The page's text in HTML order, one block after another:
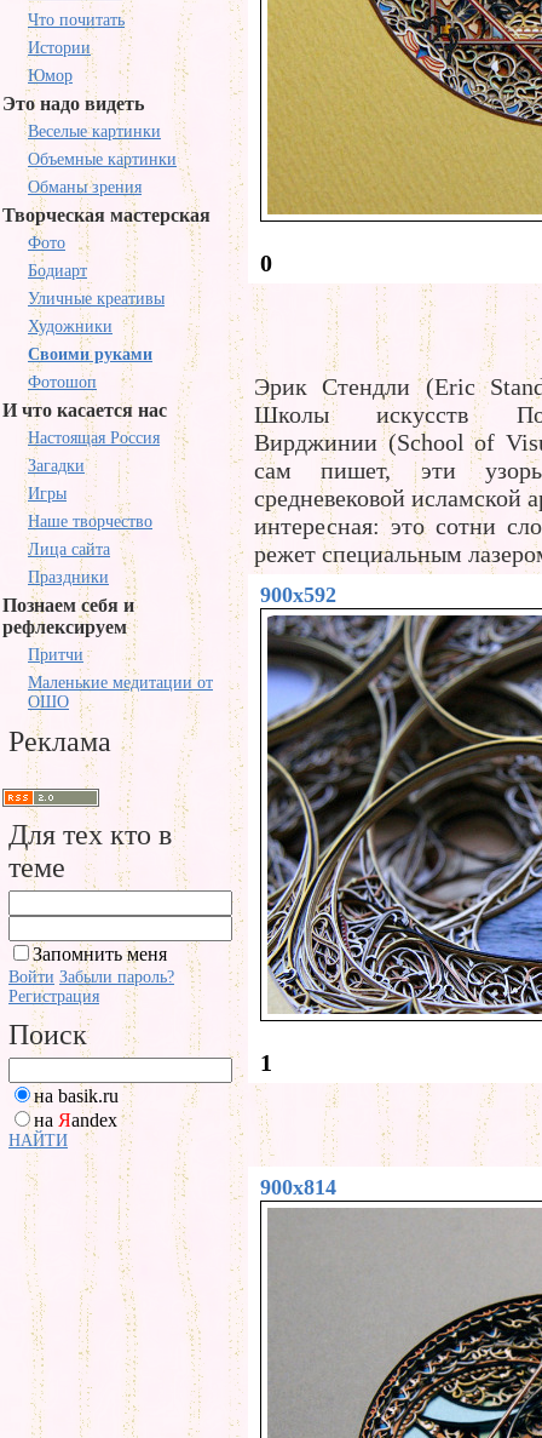
Что почитать
Истории
Юмор
Это надо видеть
Веселые картинки
Объемные картинки
Обманы зрения
Творческая мастерская
Фото
Бодиарт
Уличные креативы
Художники
Своими руками
Фотошоп
И что касается нас
Настоящая Россия
Загадки
Игры
Наше творчество
Лица сайта
Праздники
Познаем себя и
рефлексируем
Притчи
Маленькие медитации от
ОШО
Реклама
Для тех кто в
теме
Запомнить меня
Войти Забыли пароль?
Регистрация
Поиск
на basik.ru
на Яandex
НАЙТИ
0
Эрик Стендли (Eric
Школы искусств
Вирджинии (School of
сам пишет, эти
средневековой исламской
интересная: это сотни
режет специальным
900x592
1
900x814